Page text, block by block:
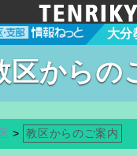
大分
区からの
> 教区からのご案内